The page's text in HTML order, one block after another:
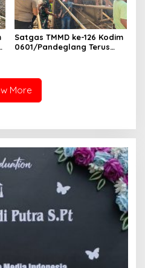
Satgas TMMD ke-126 Kodim
0601/Pandeglang Terus
More